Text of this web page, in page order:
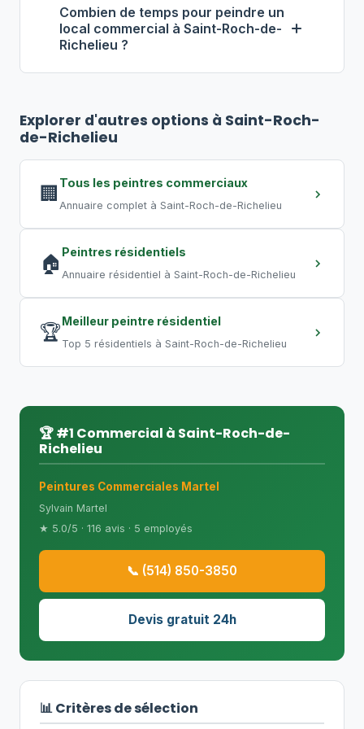
et 9 $ par pied carré, pose incluse.
adéquate, peintures à faibles COV. Pour
éviter toute perturbation, optez pour
des travaux de nuit ou de fin de
Combien de temps pour peindre un
local commercial à Saint-Roch-de-
Richelieu ?
peut nécessiter5 à 10 jours. Un grand
compresser les délais.
Explorer d'autres options à Saint-Roch-
de-Richelieu
🏢 Tous les peintres commerciaux
Annuaire complet à Saint-Roch-de-Richelieu
🏠 Peintres résidentiels
Annuaire résidentiel à Saint-Roch-de-Richelieu
🏆Meilleur peintre résidentiel
Top 5 résidentiels à Saint-Roch-de-Richelieu
🏆 #1 Commercial à Saint-Roch-de-
Richelieu
Peintures Commerciales Martel
Sylvain Martel
★ 5.0/5 · 116 avis · 5 employés
📞 (514) 850-3850
Devis gratuit 24h
📊 Critères de sélection